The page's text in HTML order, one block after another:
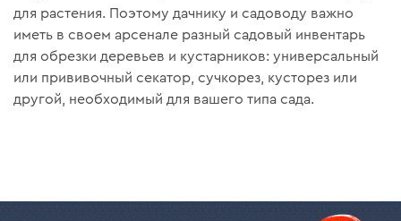
для растения. Поэтому дачнику и садоводу важно
иметь в своем арсенале разный садовый инвентарь
для обрезки деревьев и кустарников: универсальный
или прививочный секатор, сучкорез, кусторез или
другой, необходимый для вашего типа сада.